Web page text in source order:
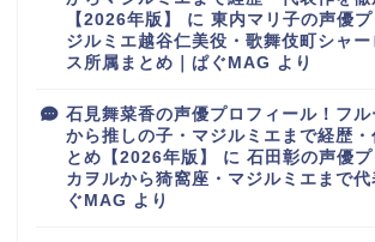
【2026年版】
に 東内マリ子の声優
ジルミエ越谷仁美役・歌舞伎町シャ
ス所属まとめ｜ぱぐMAG より
石見舞菜香の声優プロフィール！フル
から推しの子・マジルミエまで経歴・
とめ【2026年版】
に 石田彰の声優
カヲルから猗窩座・マジルミエまで
ぐMAG より